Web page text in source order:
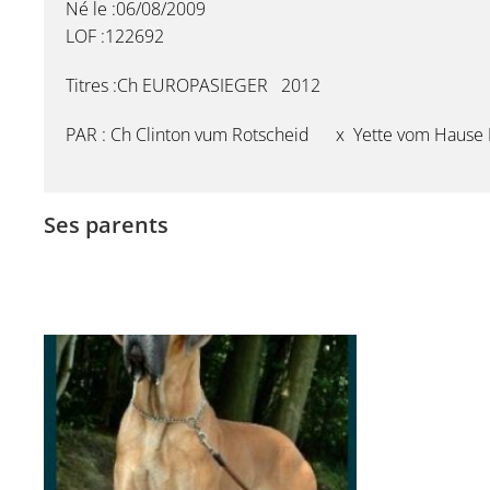
Né le :06/08/2009
LOF :122692
Titres :Ch EUROPASIEGER 2012
PAR : Ch Clinton vum Rotscheid x Yette vom Hause
Ses parents